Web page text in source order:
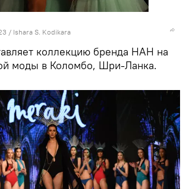
/ Ishara S. Kodikara
коллекцию бренда HAH на
моды в Коломбо, Шри-Ланка.